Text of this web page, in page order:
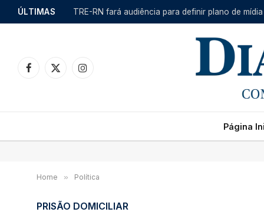
ÚLTIMAS TRE-RN fará audiência para definir plano de
Facebook
X
Instagram
Página
Home » Política
PRISÃO DOMICILIAR